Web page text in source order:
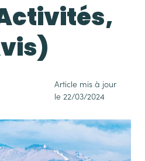
Article mis à jour
le22/03/2024